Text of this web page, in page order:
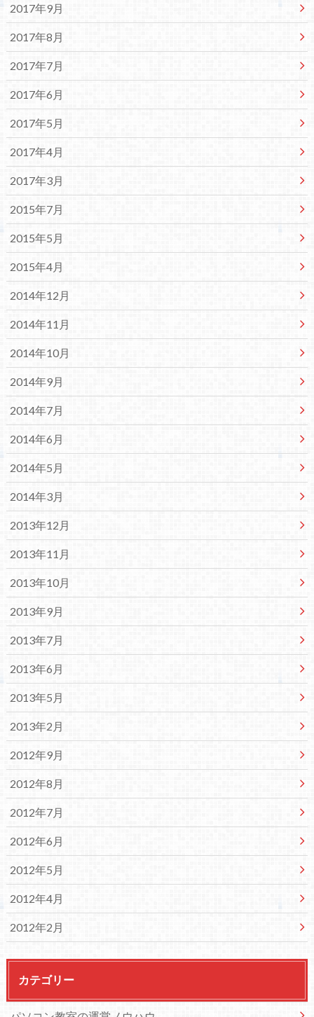
2017年9月
2017年8月
2017年7月
2017年6月
2017年5月
2017年4月
2017年3月
2015年7月
2015年5月
2015年4月
2014年12月
2014年11月
2014年10月
2014年9月
2014年7月
2014年6月
2014年5月
2014年3月
2013年12月
2013年11月
2013年10月
2013年9月
2013年7月
2013年6月
2013年5月
2013年2月
2012年9月
2012年8月
2012年7月
2012年6月
2012年5月
2012年4月
2012年2月
カテゴリー